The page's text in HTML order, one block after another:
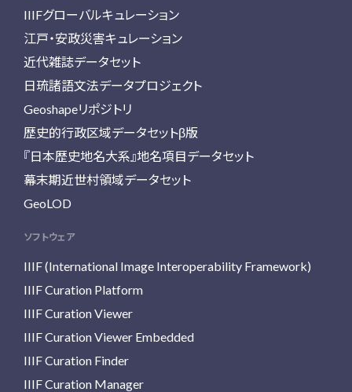
IIIFグローバルキュレーション
江戸・安政災害キュレーション
近代雑誌データセット
日琉諸語文法データプロジェクト
Geoshapeリポジトリ
歴史的行政区域データセットβ版
『日本歴史地名大系』地名項目データセット
幕末期近世村領域データセット
GeoLOD
ソフトウェア
IIIF (International Image Interoperability Framework)
IIIF Curation Platform
IIIF Curation Viewer
IIIF Curation Viewer Embedded
IIIF Curation Finder
IIIF Curation Manager